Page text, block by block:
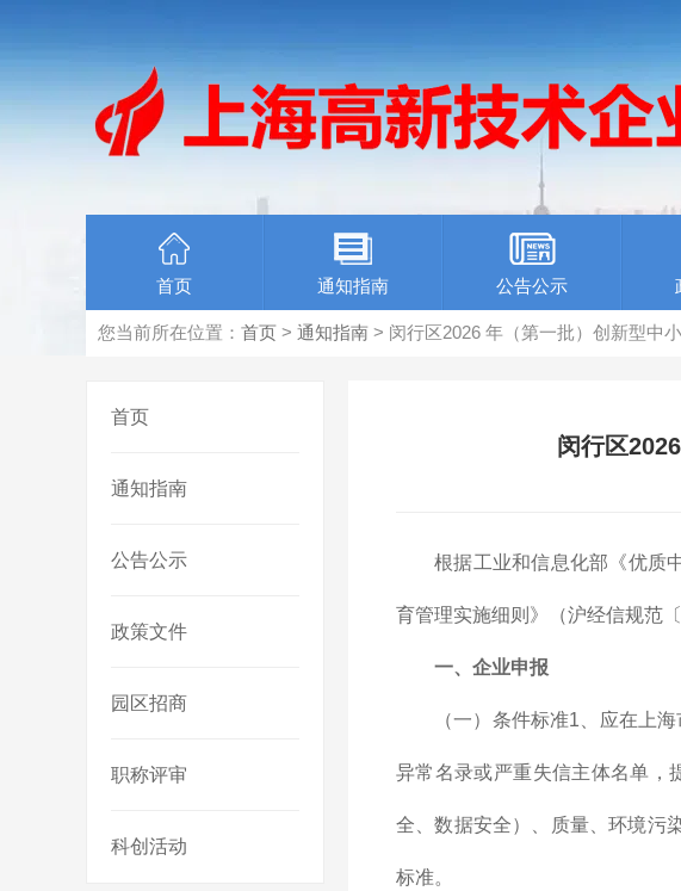
首页 通知指南 公告公示
您当前所在位置： 首页 > 通知指南 > 闵行区2026 年（第一批）创新型中
首页
通知指南
公告公示
政策文件
园区招商
职称评审
科创活动
闵行区
根据工业和信息化部《优质
育管理实施细则》（沪经信规范
一、 企业申报
（一）条件标准1、应在上
异常名录或严重失信主体名单，
全、数据安全）、质量、环境污
标准。